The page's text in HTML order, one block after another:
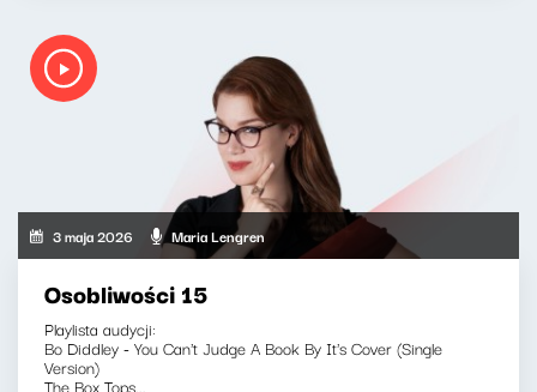
3 maja 2026 Maria Lengren
Osobliwości 15
Playlista audycji:
Bo Diddley - You Can't Judge A Book By It's Cover (Single
Version)
The Box Tops...